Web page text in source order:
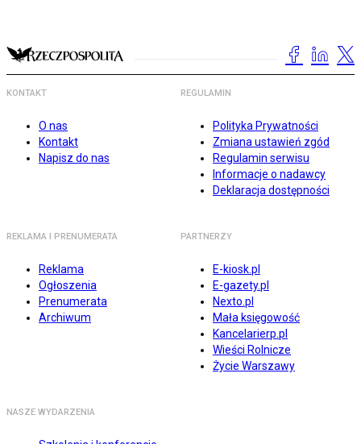
KONTAKT
O nas
Kontakt
Napisz do nas
REGULAMIN
Polityka Prywatności
Zmiana ustawień zgód
Regulamin serwisu
Informacje o nadawcy
Deklaracja dostępności
REKLAMA I PRENUMERATA
Reklama
Ogłoszenia
Prenumerata
Archiwum
PARTNERZY
E-kiosk.pl
E-gazety.pl
Nexto.pl
Mała księgowość
Kancelarierp.pl
Wieści Rolnicze
Życie Warszawy
NASZE WYDARZENIA